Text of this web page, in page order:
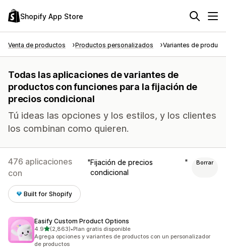
Shopify App Store
Venta de productos Productos personalizados Variantes de
Todas las aplicaciones de variantes de
productos con funciones para la fijación de
precios condicional
Tú ideas las opciones y los estilos, y los clientes
los combinan como quieren.
476 aplicaciones
con
Fijación de precios
condicional
Borrar
Built for Shopify
Easify Custom Product Options
4.9de 5 estrellas
(2,863)
2863 reseñas en total
•Plan gratis disponible
Agrega opciones y variantes de productos con un personalizador
de productos